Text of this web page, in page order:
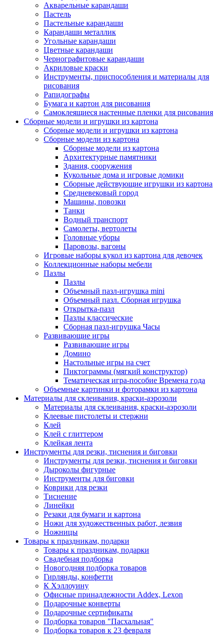
Акварельные карандаши
Пастель
Пастельные карандаши
Карандаши металлик
Угольные карандаши
Цветные карандаши
Чернографитовые карандаши
Акриловые краски
Инструменты, приспособления и материалы для
рисования
Рапидографы
Бумага и картон для рисования
Самоклеящиеся настенные пленки для рисования
Сборные модели и игрушки из картона
Сборные модели и игрушки из картона
Сборные модели из картона
Сборные модели из картона
Архитектурные памятники
Здания, сооружения
Кукольные дома и игровые домики
Сборные действующие игрушки из картона
Средневековый город
Машины, повозки
Танки
Водный транспорт
Самолеты, вертолеты
Головные уборы
Паровозы, вагоны
Игровые наборы кукол из картона для девочек
Коллекционные наборы мебели
Пазлы
Пазлы
Объемный пазл-игрушка mini
Объемный пазл. Сборная игрушка
Открытка-пазл
Пазлы классические
Сборная пазл-игрушка Часы
Развивающие игры
Развивающие игры
Домино
Настольные игры на счет
Пиктограммы (мягкий конструктор)
Тематическая игра-пособие Времена года
Объемные картинки и фоторамки из картона
Материалы для склеивания, краски-аэрозоли
Материалы для склеивания, краски-аэрозоли
Клеевые пистолеты и стержни
Клей
Клей с глиттером
Клейкая лента
Инструменты для резки, тиснения и биговки
Инструменты для резки, тиснения и биговки
Дыроколы фигурные
Инструменты для биговки
Коврики для резки
Тиснение
Линейки
Резаки для бумаги и картона
Ножи для художественных работ, лезвия
Ножницы
Товары к праздникам, подарки
Товары к праздникам, подарки
Свадебная подборка
Новогодняя подборка товаров
Гирлянды, конфетти
К Хэллоуину
Офисные принадлежности Addex, Lexon
Подарочные конверты
Подарочные сертификаты
Подборка товаров "Пасхальная"
Подборка товаров к 23 февраля